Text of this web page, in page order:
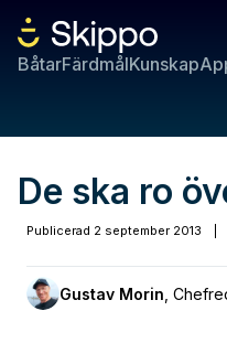
BåtarFärdmålKunskap
De ska ro
Publicerad 2 september 2013
Gustav Morin